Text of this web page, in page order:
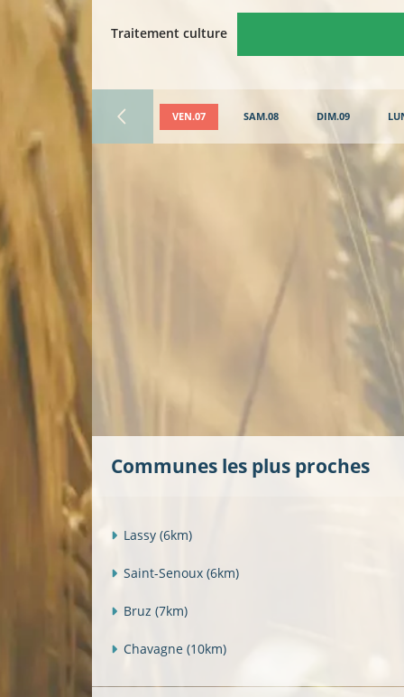
Traitement culture
VEN.07 SAM.08 DIM.09
Communes les plus proches
Lassy (6km)
Saint-Senoux (6km)
Bruz (7km)
Chavagne (10km)